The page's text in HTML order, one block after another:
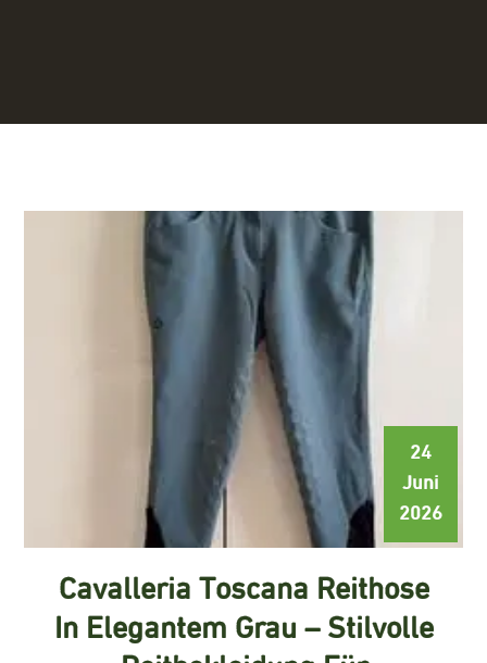
24
Juni
2026
Cavalleria Toscana Reithose
In Elegantem Grau – Stilvolle